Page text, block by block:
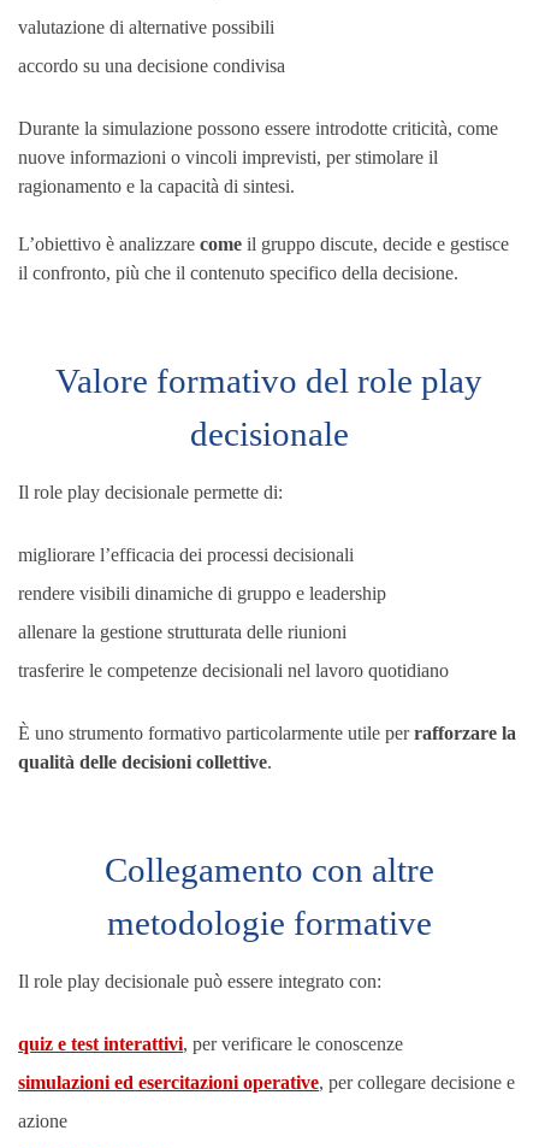
valutazione di alternative possibili
accordo su una decisione condivisa
Durante la simulazione possono essere introdotte criticità, come
nuove informazioni o vincoli imprevisti, per stimolare il
ragionamento e la capacità di sintesi.
L’obiettivo è analizzare come il gruppo discute, decide e gestisce
il confronto, più che il contenuto specifico della decisione.
Valore formativo del role play
decisionale
Il role play decisionale permette di:
migliorare l’efficacia dei processi decisionali
rendere visibili dinamiche di gruppo e leadership
allenare la gestione strutturata delle riunioni
trasferire le competenze decisionali nel lavoro quotidiano
È uno strumento formativo particolarmente utile perrafforzare la
qualità delle decisioni collettive.
Collegamento con altre
metodologie formative
Il role play decisionale può essere integrato con:
quiz e test interattivi, per verificare le conoscenze
simulazioni ed esercitazioni operative, per collegare decisione e
azione